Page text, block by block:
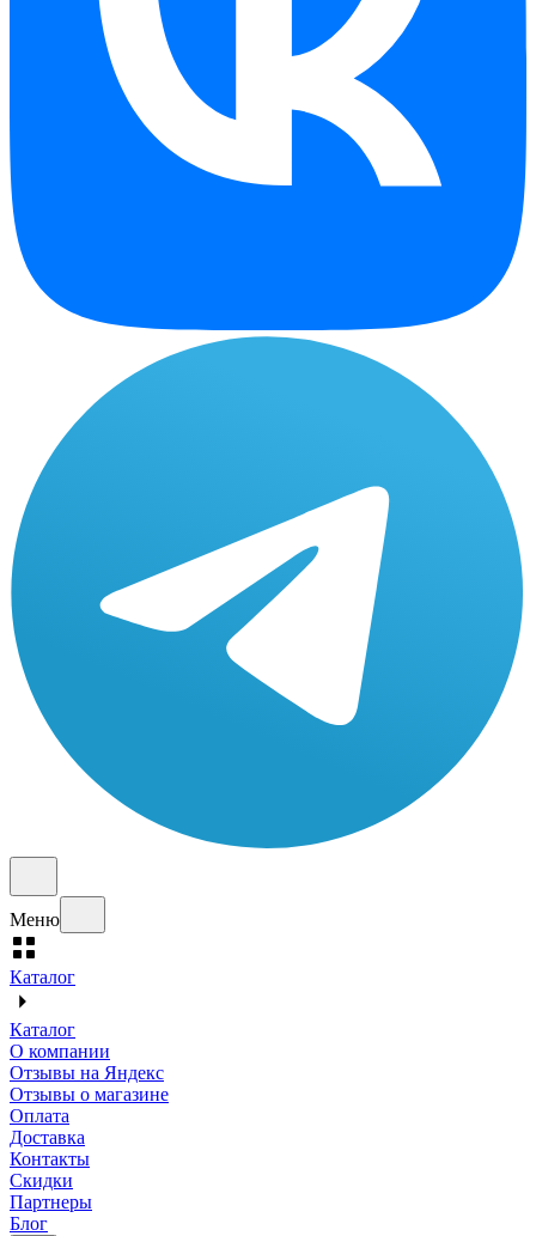
Меню
Каталог
Каталог
О компании
Отзывы на Яндекс
Отзывы о магазине
Оплата
Доставка
Контакты
Скидки
Партнеры
Блог